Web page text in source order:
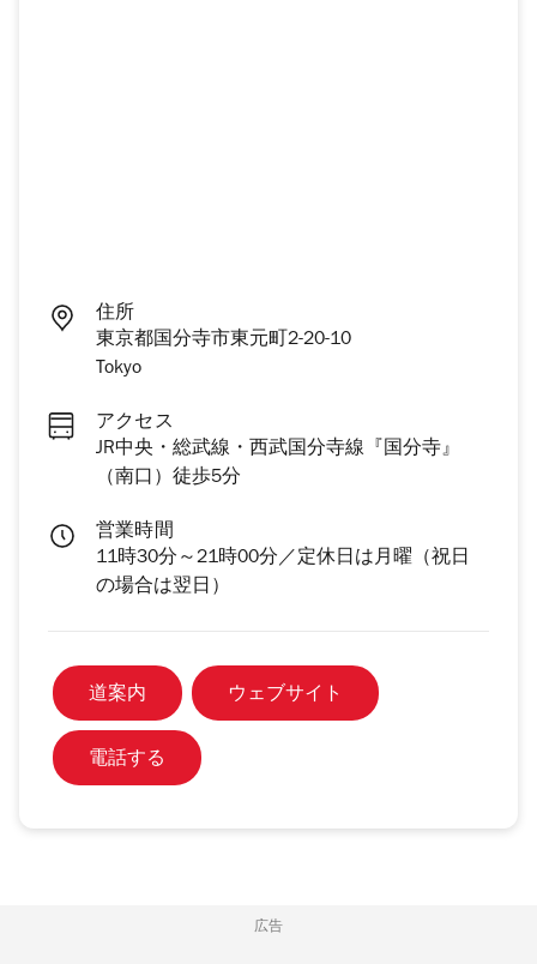
住所
東京都国分寺市東元町2-20-10
Tokyo
アクセス
JR中央・総武線・西武国分寺線『国分寺』
（南口）徒歩5分
営業時間
11時30分～21時00分／定休日は月曜（祝日
の場合は翌日）
道案内 ウェブサイト
電話する
広告